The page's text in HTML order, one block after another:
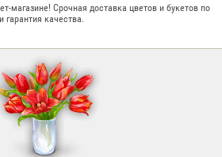
магазине! Срочная доставка цветов и букетов по
гарантия качества.